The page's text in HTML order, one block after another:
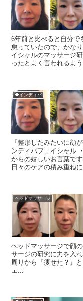
6年前と比べると自分で
怠っていたので、かな
イシャルのマッサージ
ったとよく言われるよ
◆インディバ
『整形したみたいに顔
ンディバフェイシャル
からの嬉しいお言葉で
日々のケアの積み重ねに
ヘッドマッサージ
ヘッドマッサージで顔
サージの研究に力を入
周りから『痩せた？』
ェ...